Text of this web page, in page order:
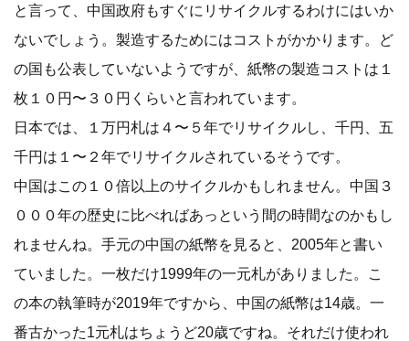
と言って、中国政府もすぐにリサイクルするわけにはいか
ないでしょう。製造するためにはコストがかかります。ど
の国も公表していないようですが、紙幣の製造コストは１
枚１０円〜３０円くらいと言われています。
日本では、１万円札は４〜５年でリサイクルし、千円、五
千円は１〜２年でリサイクルされているそうです。
中国はこの１０倍以上のサイクルかもしれません。中国３
０００年の歴史に比べればあっという間の時間なのかもし
れませんね。手元の中国の紙幣を見ると、2005年と書い
ていました。一枚だけ1999年の一元札がありました。こ
の本の執筆時が2019年ですから、中国の紙幣は14歳。一
番古かった1元札はちょうど20歳ですね。それだけ使われ